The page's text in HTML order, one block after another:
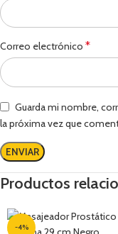
Correo electrónico *
Guarda mi nombre,
la próxima vez que
Productos
-4%